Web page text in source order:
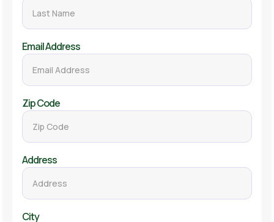
Email Address
Zip Code
Address
City